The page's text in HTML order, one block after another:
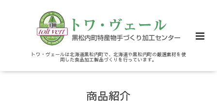
トワ・ヴェールは北海道黒松内町で、北海道や黒松内町の厳選素材を使
用した食品加工製品づくりを行っています。
商品紹介